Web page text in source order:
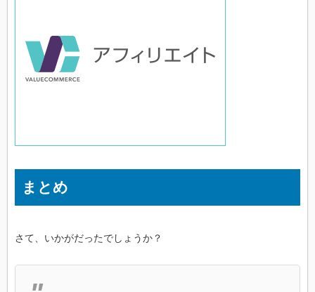
まとめ
さて、いかがだったでしょうか？